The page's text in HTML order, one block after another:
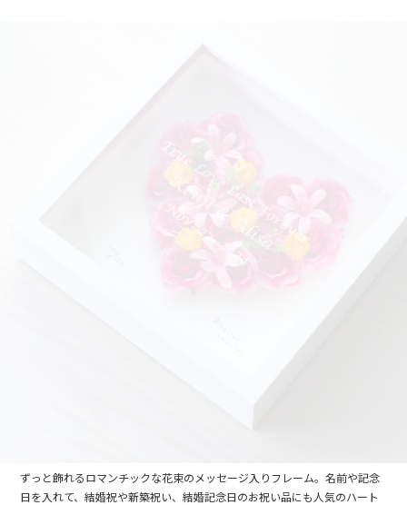
ずっと飾れるロマンチックな花束のメッセージ入りフレーム。名前や記念
日を入れて、結婚祝や新築祝い、結婚記念日のお祝い品にも人気のハート